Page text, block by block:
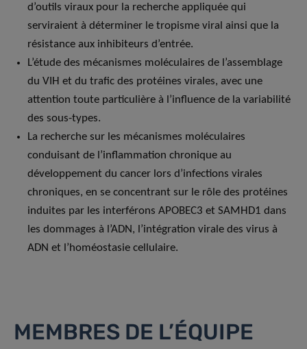
d’outils viraux pour la recherche appliquée qui
serviraient à déterminer le tropisme viral ainsi que la
résistance aux inhibiteurs d’entrée.
L’étude des mécanismes moléculaires de l’assemblage
du VIH et du trafic des protéines virales, avec une
attention toute particulière à l’influence de la variabilité
des sous-types.
La recherche sur les mécanismes moléculaires
conduisant de l’inflammation chronique au
développement du cancer lors d’infections virales
chroniques, en se concentrant sur le rôle des protéines
induites par les interférons APOBEC3 et SAMHD1 dans
les dommages à l’ADN, l’intégration virale des virus à
ADN et l’homéostasie cellulaire.
MEMBRES DE L’ÉQUIPE